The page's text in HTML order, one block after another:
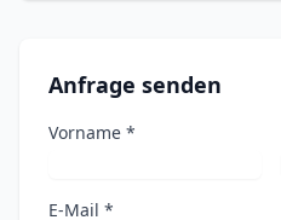
Anfrage senden
Vorname *
E-Mail *